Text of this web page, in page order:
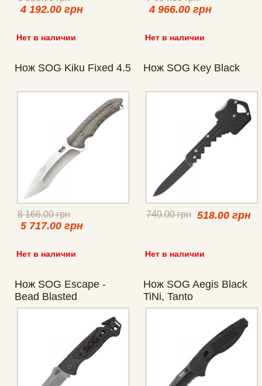
4 192.00 грн
Нет в наличии
4 966.00 грн
Нет в наличии
Нож SOG Kiku Fixed 4.5
8 166.00 грн
5 717.00 грн
Нет в наличии
Нож SOG Key Black
740.00 грн 518.00 грн
Нет в наличии
Нож SOG Escape -
Bead Blasted
Нож SOG Aegis Black
TiNi, Tanto